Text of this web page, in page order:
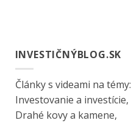
INVESTIČNÝBLOG.SK
Články s videami na témy:
Investovanie a investície,
Drahé kovy a kamene,